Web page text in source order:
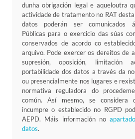
dunha obrigación legal e aqueloutra
actividade de tratamento no RAT
datos poderán ser comunicados
Públicas para o exercicio das súas
conservados de acordo co
arquivo. Pode exercer os dereitos de
supresión, oposición, limitación
portabilidade dos datos a través da
ou presencialmente nos lugares e
normativa reguladora do
común. Así mesmo, se considera
incumpre o establecido no RGPD
AEPD. Máis información no
datos.